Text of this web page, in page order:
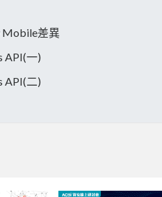
Mobile差異
API(一)
API(二)